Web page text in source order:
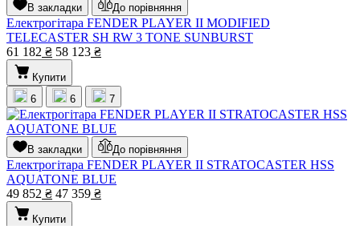
В закладки До порівняння
Електрогітара FENDER PLAYER II MODIFIED
TELECASTER SH RW 3 TONE SUNBURST
61 182 ₴ 58 123 ₴
Купити
6
6 7
В закладки До порівняння
Електрогітара FENDER PLAYER II STRATOCASTER HSS
AQUATONE BLUE
49 852 ₴ 47 359 ₴
Купити